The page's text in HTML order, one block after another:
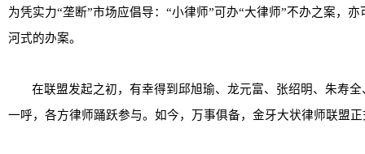
为凭实力“垄断”市场应倡导：“小律师”可办“大律师”不办之案，
河式的办案。
在联盟发起之初，有幸得到邱旭瑜、龙元富、张绍明、朱寿
一呼，各方律师踊跃参与。如今，万事俱备，金牙大状律师联盟